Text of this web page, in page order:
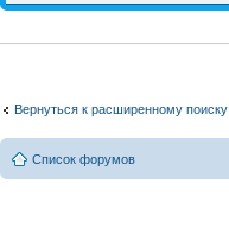
Вернуться к расширенному поиску
Список форумов